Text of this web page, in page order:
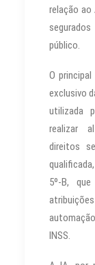
relação
público.
O
exclusivo
utilizada
realizar
direitos
5º-B,
INSS.